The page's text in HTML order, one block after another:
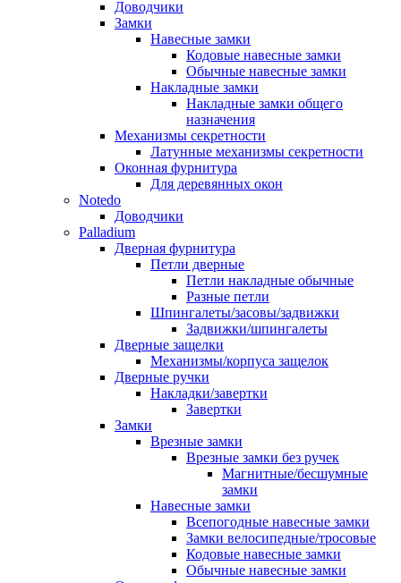
Доводчики
Замки
Навесные замки
Кодовые навесные замки
Обычные навесные замки
Накладные замки
Накладные замки общего
назначения
Механизмы секретности
Латунные механизмы секретности
Оконная фурнитура
Для деревянных окон
Notedo
Доводчики
Palladium
Дверная фурнитура
Петли дверные
Петли накладные обычные
Разные петли
Шпингалеты/засовы/задвижки
Задвижки/шпингалеты
Дверные защелки
Механизмы/корпуса защелок
Дверные ручки
Накладки/завертки
Завертки
Замки
Врезные замки
Врезные замки без ручек
Магнитные/бесшумные
замки
Навесные замки
Всепогодные навесные замки
Замки велосипедные/тросовые
Кодовые навесные замки
Обычные навесные замки